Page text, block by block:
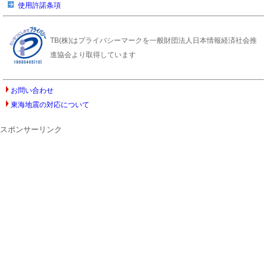
使用許諾条項
TB(株)はプライバシーマークを一般財団法人日本情報経済社会推
進協会より取得しています
お問い合わせ
東海地震の対応について
スポンサーリンク